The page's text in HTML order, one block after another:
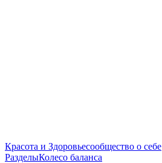
Красота и Здоровьесообщество о себе
РазделыКолесо баланса